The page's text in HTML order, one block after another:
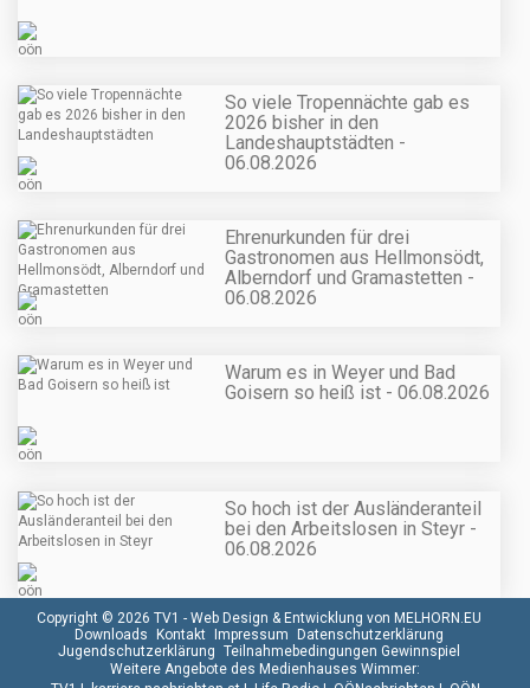
So viele Tropennächte gab es
2026 bisher in den
Landeshauptstädten -
06.08.2026
Ehrenurkunden für drei
Gastronomen aus Hellmonsödt,
Alberndorf und Gramastetten -
06.08.2026
Warum es in Weyer und Bad
Goisern so heiß ist - 06.08.2026
So hoch ist der Ausländeranteil
bei den Arbeitslosen in Steyr -
06.08.2026
Copyright © 2026 TV1 - Web Design & Entwicklung von MELHORN.EU
Downloads Kontakt Impressum Datenschutzerklärung
Jugendschutzerklärung Teilnahmebedingungen Gewinnspiel
Weitere Angebote des Medienhauses Wimmer: